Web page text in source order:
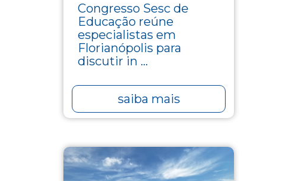
Congresso Sesc de
Educação reúne
especialistas em
Florianópolis para
discutir in ...
saiba mais